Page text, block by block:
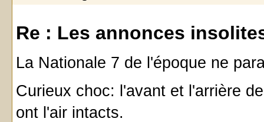
Re : Les annonces
La Nationale 7 de l'époque ne
Curieux choc: l'avant et l'arrière
ont l'air intacts.